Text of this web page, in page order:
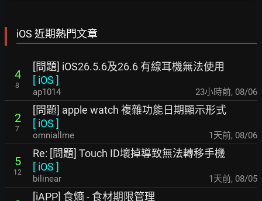
iOS 近期熱門文章
4
8
[問題] iOS26.5.6及26.6 有線耳機無法使用
[ iOS ]
ap1014 23小時前, 08/06
2
7
[問題] apple watch 複雜功能日期顯示形式
[ iOS ]
omniallme 1天前, 08/06
5
12
Re: [問題] Touch ID壞掉導致無法轉移手機
[ iOS ]
bilinear 1天前, 08/05
[iAPP] 食熵 - 食材期限管理